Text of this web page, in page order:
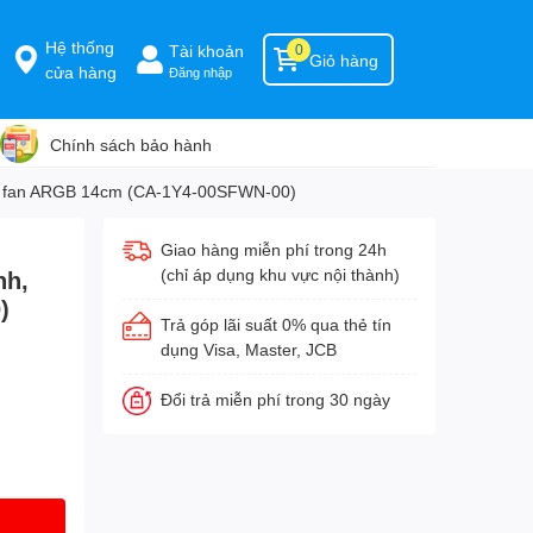
Hệ thống
cửa hàng
Tài khoản
Đăng nhập
Giỏ hàng
0
Chính sách bảo hành
ARGB 14cm (CA-1Y4-00SFWN-00)
Giao hàng miễn phí trong 24h
(chỉ áp dụng khu vực nội thành)
Trả góp lãi suất 0% qua thẻ tín
dụng Visa, Master, JCB
Đổi trả miễn phí trong 30 ngày